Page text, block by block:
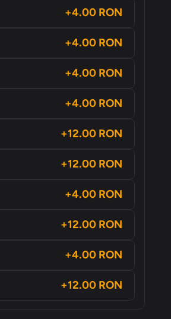
+4.00 RON
+4.00 RON
+4.00 RON
+4.00 RON
+12.00 RON
+12.00 RON
+4.00 RON
+12.00 RON
+4.00 RON
+12.00 RON